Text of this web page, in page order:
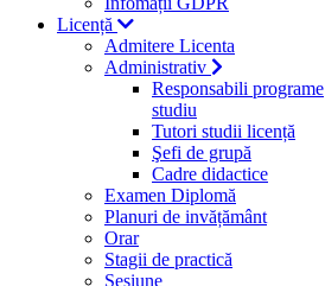
Licență
Admitere Licenta
Administrativ
Responsabili programe
studiu
Tutori studii licență
Şefi de grupă
Cadre didactice
Examen Diplomă
Planuri de invățământ
Orar
Stagii de practică
Sesiune